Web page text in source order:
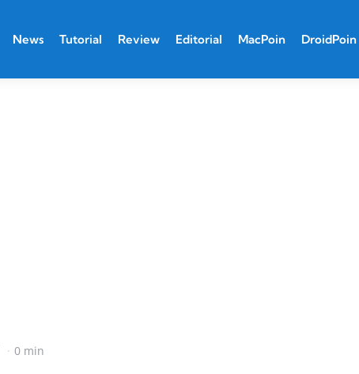
News Tutorial Review Editorial MacPoin DroidPoin
0 min